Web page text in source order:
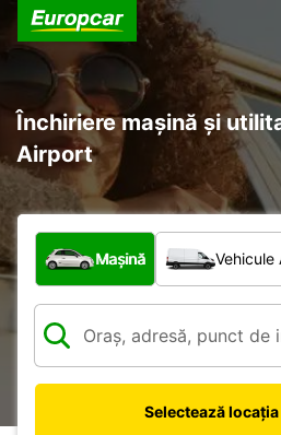
Închiriere mașină și
Airport
Ce tip de vehicul?
Mașină Vehicule
Selectează